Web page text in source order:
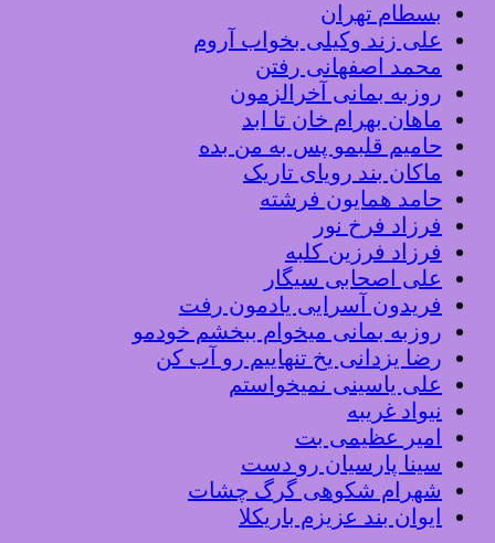
بسطام تهران
علی زند وکیلی بخواب آروم
محمد اصفهانی رفتن
روزبه بمانی آخرالزمون
ماهان بهرام خان تا ابد
حامیم قلبمو پس به من بده
ماکان بند رویای تاریک
حامد همایون فرشته
فرزاد فرخ نور
فرزاد فرزین کلبه
علی اصحابی سیگار
فریدون آسرایی یادمون رفت
روزبه بمانی میخوام ببخشم خودمو
رضا یزدانی یخ تنهاییم رو آب کن
علی یاسینی نمیخواستم
نیواد غریبه
امیر عظیمی بت
سینا پارسیان رو دست
شهرام شکوهی گرگ چشات
ایوان بند عزیزم باریکلا